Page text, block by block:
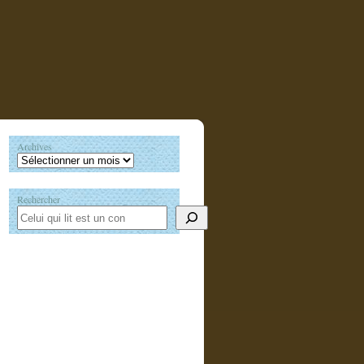
Archives
Rechercher